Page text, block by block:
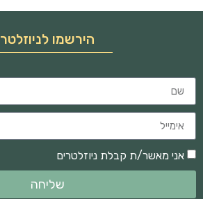
הירשמו לניוזלטר
אני מאשר/ת קבלת ניוזלטרים
שליחה